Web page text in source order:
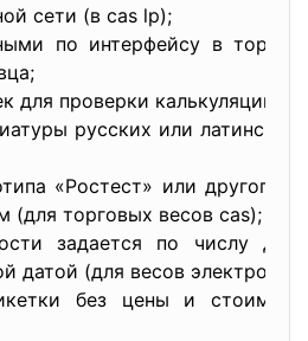
сети (в cas lp);
по интерфейсу в
для проверки калькуляции и
русских или
«Ростест» или другого
(для торговых весов cas);
задается по числу
датой (для весов
без цены и